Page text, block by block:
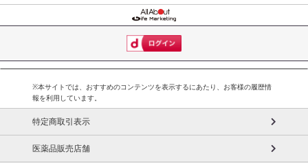
※本サイトでは、おすすめのコンテンツを表示するにあたり、お客様の履歴情
報を利用しています。
特定商取引表示
医薬品販売店舗